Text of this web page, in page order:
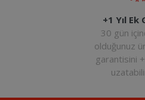
+1 Yıl
30 gün
olduğunuz
garantisini